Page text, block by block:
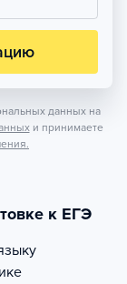
данных на
и принимаете
к ЕГЭ